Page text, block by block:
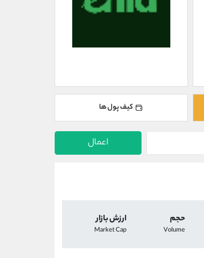
کیف پول ها
اعمال
حجم
Volume
ارزش بازار
Market Cap